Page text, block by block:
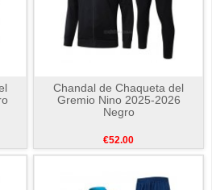
Chandal de Chaqueta del
Gremio Nino 2025-2026
Negro
€52.00